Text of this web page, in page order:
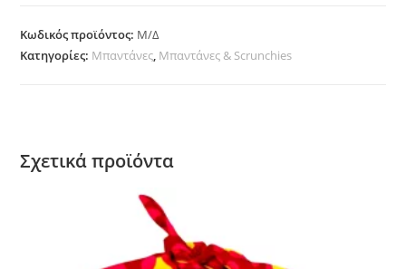
Κωδικός προϊόντος: Μ/Δ
Κατηγορίες: Μπαντάνες, Μπαντάνες & Scrunchies
Σχετικά προϊόντα